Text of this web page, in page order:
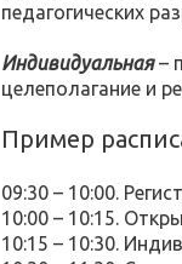
педагогических
Индивидуальная–
целеполагание и
Пример
09:30 – 10:00.
10:00 – 10:15.
10:15 – 10:30.